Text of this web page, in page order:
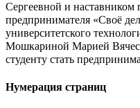
Сергеевной и
предпринимателя «Своё
университетского
Мошкариной Марией
студенту стать
Нумерация страниц